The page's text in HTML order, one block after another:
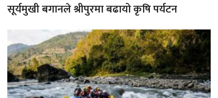
सूर्यमुखी बगानले श्रीपुरमा बढायो कृषि पर्यटन